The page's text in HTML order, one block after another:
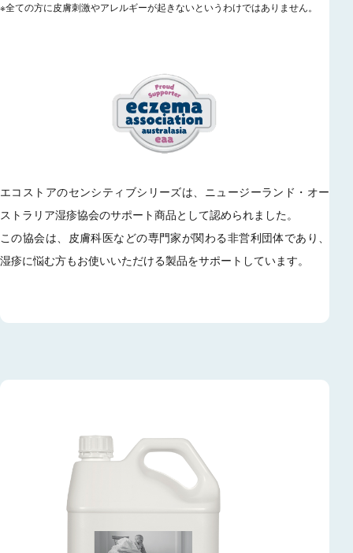
※全ての方に皮膚刺激やアレルギーが起きないというわけではありません。
エコストアのセンシティブシリーズは、ニュージーランド・オー
ストラリア湿疹協会のサポート商品として認められました。
この協会は、皮膚科医などの専門家が関わる非営利団体であり、
湿疹に悩む方もお使いいただける製品をサポートしています。